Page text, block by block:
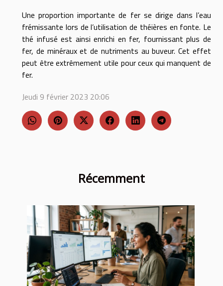
Récemment
Une proportion importante de fer se dirige dans l’eau
frémissante lors de l’utilisation de théières en fonte. Le
thé infusé est ainsi enrichi en fer, fournissant plus de
fer, de minéraux et de nutriments au buveur. Cet effet
peut être extrêmement utile pour ceux qui manquent de
fer.
Jeudi 9 février 2023 20:06